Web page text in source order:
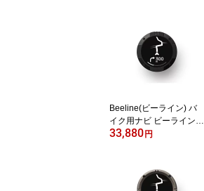
Beeline(ビーライン) バ
イク用ナビ ビーラインモ
ト2 Moto II ナビゲーショ
33,880円